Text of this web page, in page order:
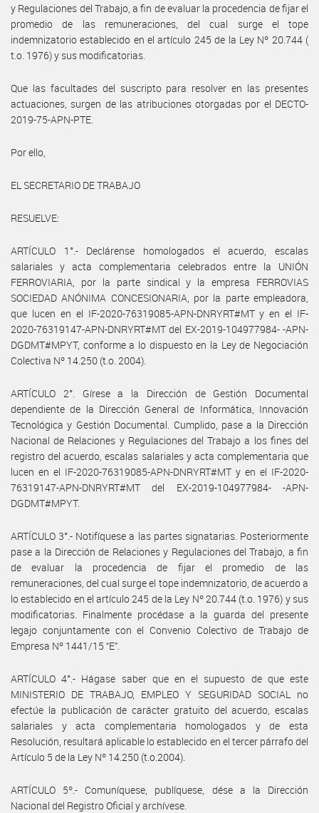
y Regulaciones del Trabajo, a fin de evaluar la procedencia de fijar el
promedio de las remuneraciones, del cual surge el tope
indemnizatorio establecido en el artículo 245 de la Ley Nº 20.744 (
t.o. 1976) y sus modificatorias.
Que las facultades del suscripto para resolver en las presentes
actuaciones, surgen de las atribuciones otorgadas por el DECTO-
2019-75-APN-PTE.
Por ello,
EL SECRETARIO DE TRABAJO
RESUELVE:
ARTÍCULO 1°.- Declárense homologados el acuerdo, escalas
salariales y acta complementaria celebrados entre la UNIÓN
FERROVIARIA, por la parte sindical y la empresa FERROVIAS
SOCIEDAD ANÓNIMA CONCESIONARIA, por la parte empleadora,
que lucen en el IF-2020-76319085-APN-DNRYRT#MT y en el IF-
2020-76319147-APN-DNRYRT#MT del EX-2019-104977984- -APN-
DGDMT#MPYT, conforme a lo dispuesto en la Ley de Negociación
Colectiva Nº 14.250 (t.o. 2004).
ARTÍCULO 2°. Gírese a la Dirección de Gestión Documental
dependiente de la Dirección General de Informática, Innovación
Tecnológica y Gestión Documental. Cumplido, pase a la Dirección
Nacional de Relaciones y Regulaciones del Trabajo a los fines del
registro del acuerdo, escalas salariales y acta complementaria que
lucen en el IF-2020-76319085-APN-DNRYRT#MT y en el IF-2020-
76319147-APN-DNRYRT#MT del EX-2019-104977984- -APN-
DGDMT#MPYT.
ARTÍCULO 3°.- Notifíquese a las partes signatarias. Posteriormente
pase a la Dirección de Relaciones y Regulaciones del Trabajo, a fin
de evaluar la procedencia de fijar el promedio de las
remuneraciones, del cual surge el tope indemnizatorio, de acuerdo a
lo establecido en el artículo 245 de la Ley Nº 20.744 (t.o. 1976) y sus
modificatorias. Finalmente procédase a la guarda del presente
legajo conjuntamente con el Convenio Colectivo de Trabajo de
Empresa Nº 1441/15 “E”.
ARTÍCULO 4°.- Hágase saber que en el supuesto de que este
MINISTERIO DE TRABAJO, EMPLEO Y SEGURIDAD SOCIAL no
efectúe la publicación de carácter gratuito del acuerdo, escalas
salariales y acta complementaria homologados y de esta
Resolución, resultará aplicable lo establecido en el tercer párrafo del
Artículo 5 de la Ley Nº 14.250 (t.o.2004).
ARTÍCULO 5º.- Comuníquese, publíquese, dése a la Dirección
Nacional del Registro Oficial y archívese.